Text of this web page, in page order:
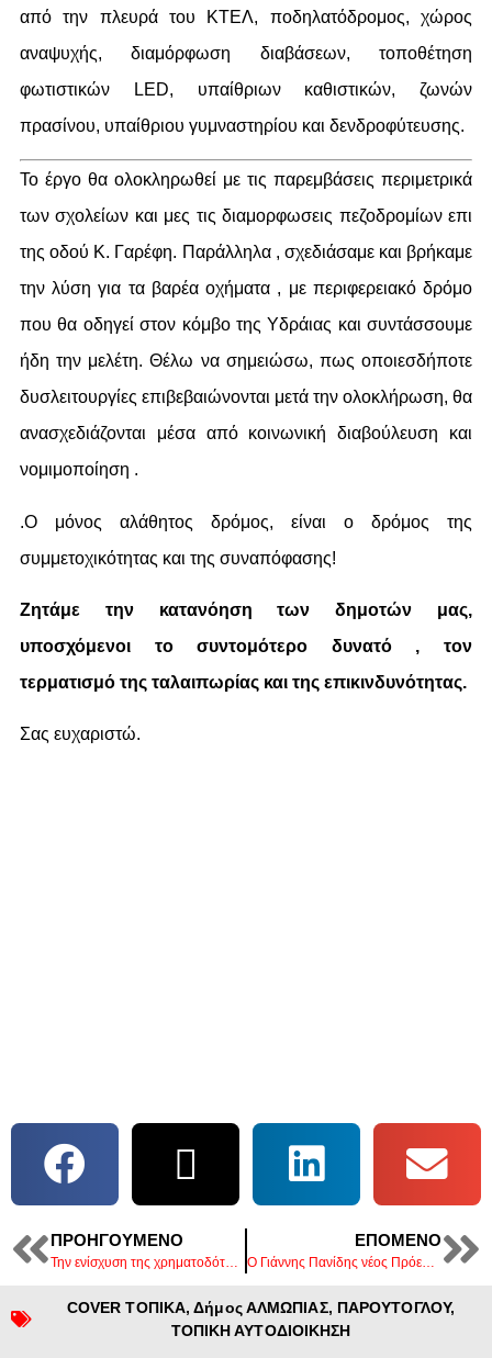
από την πλευρά του ΚΤΕΛ, ποδηλατόδρομος, χώρος
αναψυχής, διαμόρφωση διαβάσεων, τοποθέτηση
φωτιστικών LED, υπαίθριων καθιστικών, ζωνών
πρασίνου, υπαίθριου γυμναστηρίου και δενδροφύτευσης.
Το έργο θα ολοκληρωθεί με τις παρεμβάσεις περιμετρικά
των σχολείων και μες τις διαμορφωσεις πεζοδρομίων επι
της οδού Κ. Γαρέφη. Παράλληλα , σχεδιάσαμε και βρήκαμε
την λύση για τα βαρέα οχήματα , με περιφερειακό δρόμο
που θα οδηγεί στον κόμβο της Υδράιας και συντάσσουμε
ήδη την μελέτη. Θέλω να σημειώσω, πως οποιεσδήποτε
δυσλειτουργίες επιβεβαιώνονται μετά την ολοκλήρωση, θα
ανασχεδιάζονται μέσα από κοινωνική διαβούλευση και
νομιμοποίηση .
.Ο μόνος αλάθητος δρόμος, είναι ο δρόμος της
συμμετοχικότητας και της συναπόφασης!
Ζητάμε την κατανόηση των δημοτών μας,
υποσχόμενοι το συντομότερο δυνατό , τον
τερματισμό της ταλαιπωρίας και της επικινδυνότητας.
Σας ευχαριστώ.
ΠΡΟΗΓΟΎΜΕΝΟ
Την ενίσχυση της χρηματοδότησης των δήμων ζήτησε ο Δήμαρχος Πέλλας. (video)
ΕΠΌΜΕΝΟ
Ο Γιάννης Πανίδης νέος Πρόεδρος της Ένωσης Φοροτεχνικών Πέλλας
COVER ΤΟΠΙΚΑ,Δήμος ΑΛΜΩΠΙΑΣ, ΠΑΡΟΥΤΟΓΛΟΥ,
ΤΟΠΙΚΗ ΑΥΤΟΔΙΟΙΚΗΣΗ